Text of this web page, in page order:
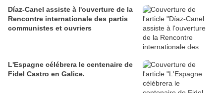
Díaz-Canel assiste à l'ouverture de la
Rencontre internationale des partis
communistes et ouvriers
L'Espagne célébrera le centenaire de
Fidel Castro en Galice.